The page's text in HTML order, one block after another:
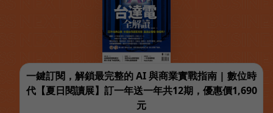
一鍵訂閱，解鎖最完整的 AI 與商業實戰指南 | 數位時
代【夏日閱讀展】訂一年送一年共12期，優惠價1,690
元